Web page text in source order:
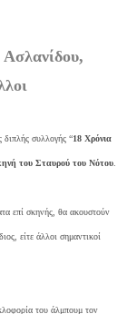
διπλής συλλογής “18 Χρόνια
του Σταυρού του Νότου.
επί σκηνής, θα ακουστούν
είτε άλλοι σημαντικοί
του άλμπουμ τον